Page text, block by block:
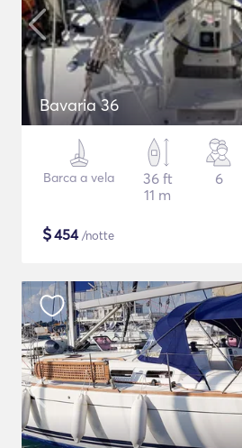
Bavaria 36
Barca a vela
36 ft
11 m
6
$454/notte